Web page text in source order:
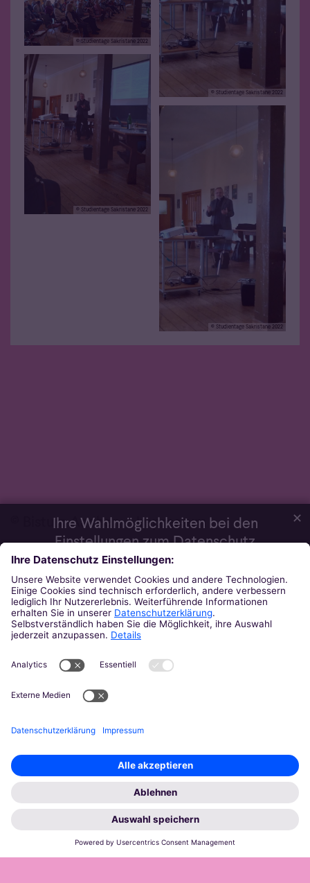
Ihre Wahlmöglichkeiten bei den
Einstellungen zum Datenschutz
Wir möchten Ihnen ein optimales Webseiten-Erlebnis bieten. Dazu
verwenden wir Cookies, die für das Funktionieren unserer Website
notwendig sind. Mit Ihrer Zustimmung verwenden wir auch
Cookies und andere Technologien, die zur Anzeige externer
Inhalte (Videos über Youtube, Audios über Soundcloud, Karten
über MapTiler ...) oder zu anonymen Statistikzwecken genutzt
werden. Sie können selbst entscheiden, welche Kategorien Sie
Einstellungen womöglich nicht mehr alle Funktionalitäten der Seite
zum Widerruf Ihrer Einwillung finden Sie in unserer
Datenschutzerklärung
Externe Inhalte
Statistiken
Speichern Alle akzeptieren
✕
Datenschutzerklärung
© Studientage Sakristane 2022
© Studientage Sakristane 2022
© Studientage Sakristane 2022
© Studientage Sakristane 2022
© Bistum Aachen
Impressum
Daten­schutz­erklärung